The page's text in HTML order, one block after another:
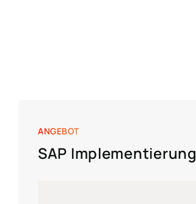
ANGEBOT
SAP Implementierung